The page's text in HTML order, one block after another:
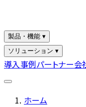
製品・機能 ▾
ソリューション ▾
導入事例パートナー会
ホーム